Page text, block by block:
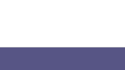
Успех!